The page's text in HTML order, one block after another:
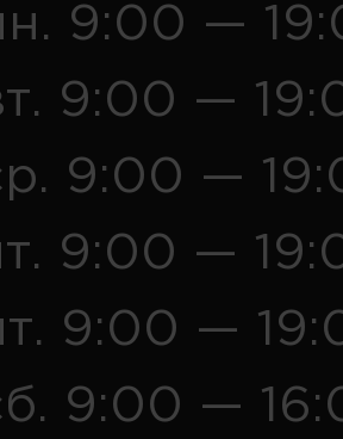
9:00 —
9:00 —
9:00 —
9:00 —
9:00 —
9:00 —